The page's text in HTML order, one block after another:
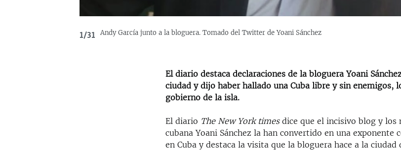
1/31 Andy García junto a la bloguera. Tomado del Twitter de Yoani Sánchez
El diario destaca declaraciones de la bloguera Yoani
ciudad y dijo haber hallado una Cuba libre y sin enemigos,
gobierno de la isla.
El diario The New York timesdice que el incisivo blog y los
cubana Yoani Sánchez la han convertido en una exponente
en Cuba y destaca la visita que la bloguera hace a la